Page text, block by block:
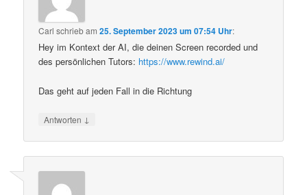
Carl schriebam25. September 2023 um 07:54 Uhr:
Hey im Kontext der AI, die deinen Screen recorded und
des persönlichen Tutors: https://www.rewind.ai/
Das geht auf jeden Fall in die Richtung
Antworten ↓